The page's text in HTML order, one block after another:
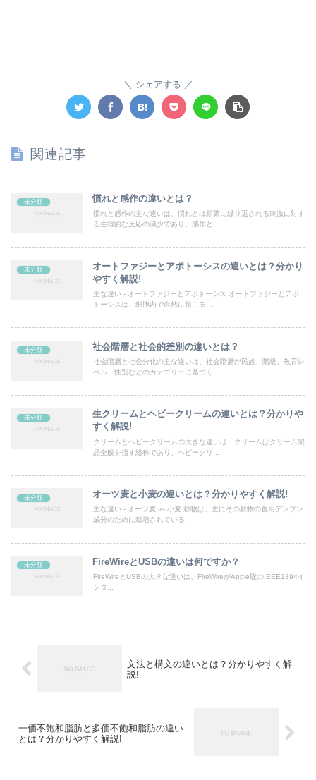
シェアする
関連記事
未分類 慣れと感作の違いとは？
慣れと感作の主な違いは、慣れとは頻繁に繰り返される刺激に対す
る生得的な反応の減少であり、感作と...
未分類
オートファジーとアポトーシスの違いとは？分かり
やすく解説!
主な違い - オートファジーとアポトーシス オートファジーとアポ
トーシスは、細胞内で自然に起こる...
未分類 社会階層と社会的差別の違いとは？
社会階層と社会分化の主な違いは、社会階層が民族、階級、教育レ
ベル、性別などのカテゴリーに基づく...
未分類
生クリームとヘビークリームの違いとは？分かりや
すく解説!
クリームとヘビークリームの大きな違いは、クリームはクリーム製
品全般を指す総称であり、ヘビークリ...
未分類 オーツ麦と小麦の違いとは？分かりやすく解説!
主な違い - オーツ麦 vs 小麦 穀物は、主にその穀物の食用デンプン
成分のために栽培されている...
未分類 FireWireとUSBの違いは何ですか？
FireWireとUSBの大きな違いは、FireWireがApple版のIEEE1394イ
ンタ...
文法と構文の違いとは？分かりやすく解
説!
一価不飽和脂肪と多価不飽和脂肪の違い
とは？分かりやすく解説!